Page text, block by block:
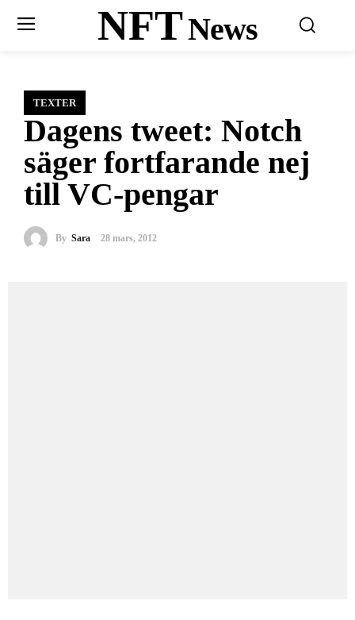
NFTNews
TEXTER
Dagens tweet: Notch
säger fortfarande nej
till VC-pengar
By Sara 28 mars, 2012